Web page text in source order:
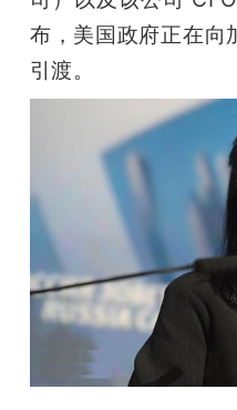
开
心
布，美国政府正在向
引渡。